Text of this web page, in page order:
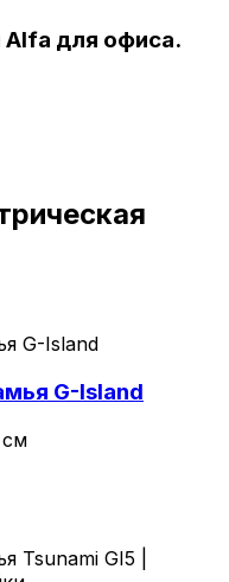
для офиса.
G-Island